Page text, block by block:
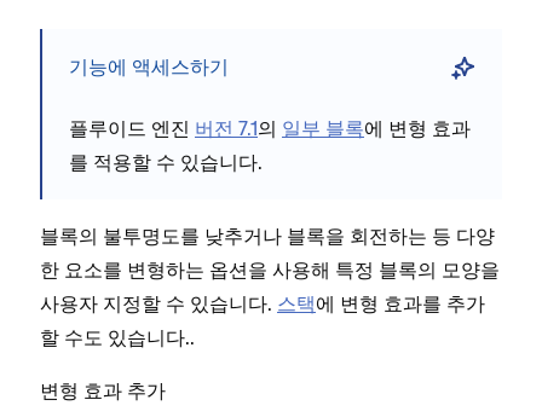
기능에 액세스하기
플루이드 엔진 버전 7.1의 일부 블록에 변형 효과
를 적용할 수 있습니다.
블록의 불투명도를 낮추거나 블록을 회전하는 등 다양
한 요소를 변형하는 옵션을 사용해 특정 블록의 모양을
사용자 지정할 수 있습니다. 스택에 변형 효과를 추가
할 수도 있습니다..
변형 효과 추가